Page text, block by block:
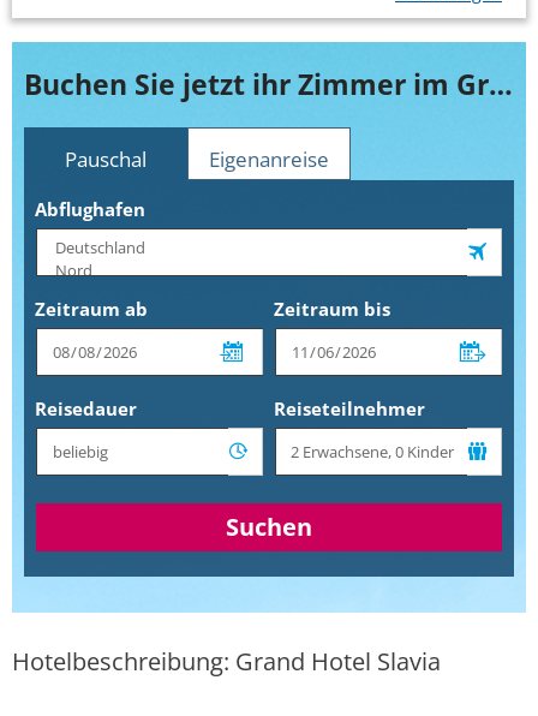
Buchen Sie jetzt ihr Zimmer im Grand Hotel Slavia
Pauschal Eigenanreise
Abflughafen
Zeitraum ab Zeitraum bis
Reisedauer Reiseteilnehmer
Suchen
Hotelbeschreibung: Grand Hotel Slavia